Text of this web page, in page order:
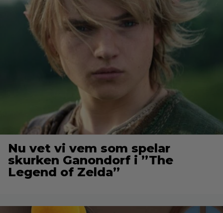
Nu vet vi vem som spelar
skurken Ganondorf i ”The
Legend of Zelda”